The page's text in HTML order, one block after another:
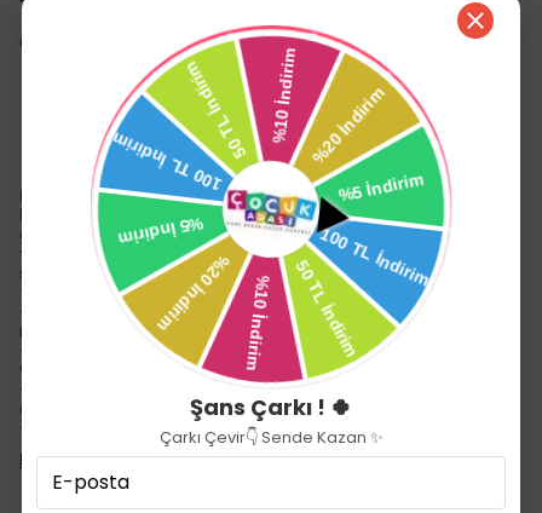
14 gün içinde iade değişim
Ürün Açıklaması
R.O.C.S. Baby Neon Diş Fırçası,0-3 yaş arası
bebeklerin
hassas diş ve diş etleri için özel olarak
geliştirilmiş,ekstra yumuşak kıllarıve
geniş
tutamağı ile ebeveynlere güvenli ve konforlu bir kullanım
sunar.
✨ Özellikler:
- ✅
Ekstra yumuşak fırça kılları
— narin diş etleri ve diş
minesini nazikçe temizler.
- 🛡
Yuvarlatılmış uçlu kıllar
— diş etlerine zarar
vermeden temizlik sağlar.
- 🖐
Geniş ergonomik tutamak
de bebekler için kolay kavrama.
- 👶
Devamını Göster
Şans Çarkı ! 🍀
Çarkı Çevir👇 Sende Kazan ✨